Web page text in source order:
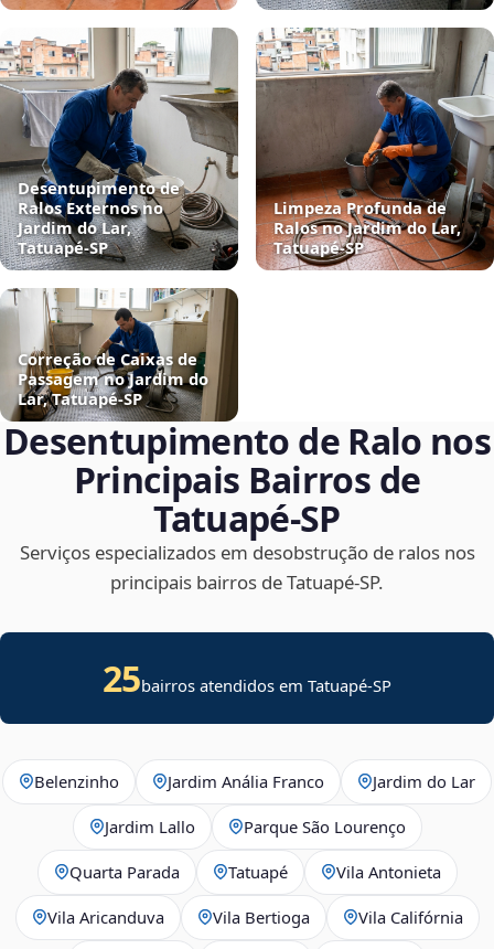
Desentupimento de
Ralos Externos no
Jardim do Lar,
Tatuapé‑SP
Limpeza Profunda de
Ralos no Jardim do Lar,
Tatuapé‑SP
Correção de Caixas de
Passagem no Jardim do
Lar, Tatuapé‑SP
Desentupimento de Ralo nos
Principais Bairros de
Tatuapé‑SP
Serviços especializados em desobstrução de ralos nos
principais bairros de Tatuapé‑SP.
25bairros atendidos em Tatuapé-SP
Belenzinho Jardim Anália Franco Jardim do Lar
Jardim Lallo Parque São Lourenço
Quarta Parada Tatuapé Vila Antonieta
Vila Aricanduva Vila Bertioga Vila Califórnia